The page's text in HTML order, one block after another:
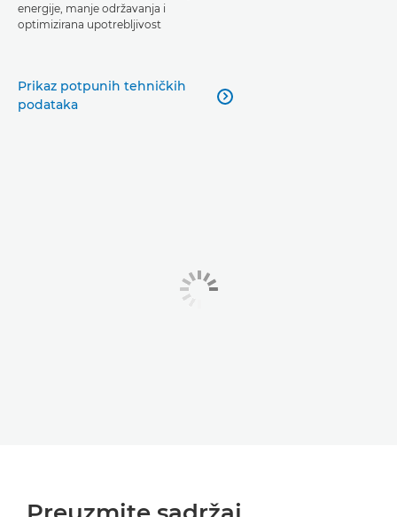
energije, manje održavanja i
optimizirana upotrebljivost
Prikaz potpunih tehničkih
podataka
